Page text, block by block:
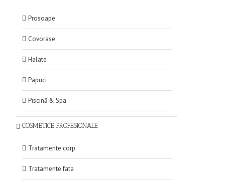
Prosoape
Covorase
Halate
Papuci
Piscină & Spa
COSMETICE PROFESIONALE
Tratamente corp
Tratamente fata